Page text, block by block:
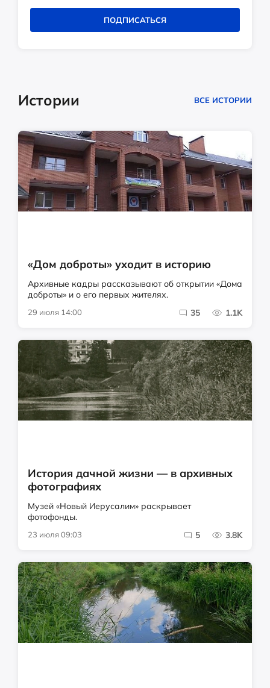
ПОДПИСАТЬСЯ
Истории ВСЕ ИСТОРИИ
«Дом доброты» уходит в историю
Архивные кадры рассказывают об открытии «Дома
доброты» и о его первых жителях.
29 июля 14:00 35 1.1K
История дачной жизни — в архивных
фотографиях
Музей «Новый Иерусалим» раскрывает
фотофонды.
23 июля 09:03 5 3.8K